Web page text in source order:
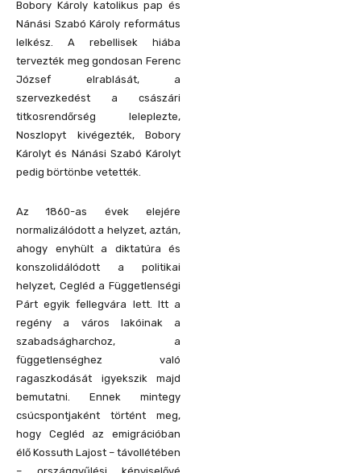
Bobory Károly katolikus pap és
Nánási Szabó Károly református
lelkész. A rebellisek hiába
tervezték meg gondosan Ferenc
József elrablását, a
szervezkedést a császári
titkosrendőrség leleplezte,
Noszlopyt kivégezték, Bobory
Károlyt és Nánási Szabó Károlyt
pedig börtönbe vetették.
Az 1860-as évek elejére
normalizálódott a helyzet, aztán,
ahogy enyhült a diktatúra és
konszolidálódott a politikai
helyzet, Cegléd a Függetlenségi
Párt egyik fellegvára lett. Itt a
regény a város lakóinak a
szabadságharchoz, a
függetlenséghez való
ragaszkodását igyekszik majd
bemutatni. Ennek mintegy
csúcspontjaként történt meg,
hogy Cegléd az emigrációban
élő Kossuth Lajost – távollétében